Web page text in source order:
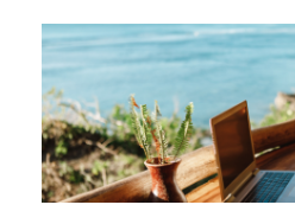
CONTACT
정부지원사업